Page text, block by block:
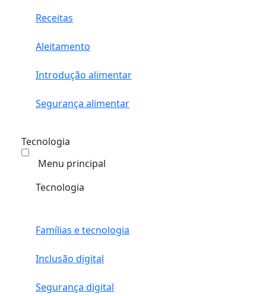
Receitas
Aleitamento
Introdução alimentar
Segurança alimentar
Tecnologia
Menu principal
Tecnologia
Famílias e tecnologia
Inclusão digital
Segurança digital